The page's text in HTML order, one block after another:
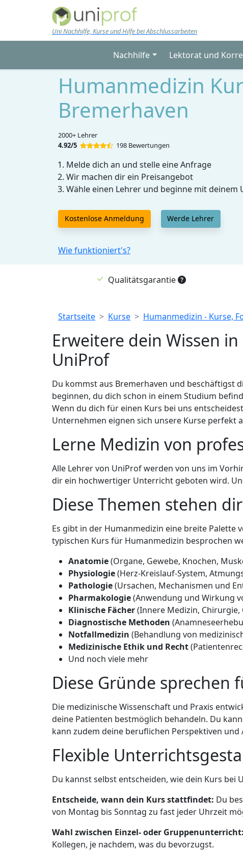
Skip to main content
Uni Nachhilfe, Kurse und Hilfe bei Abschlussarbeiten
Nachhilfe Lektorat und
Humanmedizin
Bremerhaven
2000+ Lehrer
4.92/5
198 Bewertungen
Melde dich an und stelle eine Anfrage
Wir machen dir ein Preisangebot
Wähle einen Lehrer und beginne mit deinem
Kostenlose Anmeldung Werde Lehrer
Wie funktioniert's?
Qualitätsgarantie
Breadcrumb
Startseite Kurse Humanmedizin - Kurse,
Erweitere dein Wissen
UniProf
Du kommst aus Bremerhaven und beschäftigst
beginnen, du dich schon in einem Studium
Wenn du dich für einen Kurs bei uns
Unternehmen eignen sich unsere Kurse perfekt
Lerne Medizin von
Alle Lehrer von UniProf werden von uns im
dir ein hochwertiger Unterricht geboten wird.
Diese Themen stehen
Es gibt in der Humanmedizin eine breite Palette
typischen Kurs für Humanmedizin besprochen
Anatomie(Organe, Gewebe, Knochen,
Physiologie(Herz-Kreislauf-System,
Pathologie(Ursachen, Mechanismen und
Pharmakologie(Anwendung und Wirkung
Klinische Fächer(Innere Medizin,
Diagnostische Methoden
Notfallmedizin (Behandlung von
Medizinische Ethik und Recht
Und noch viele mehr
Diese Gründe sprechen
Die medizinische Wissenschaft und Praxis
deine Patienten bestmöglich behandeln. Du
kann zudem deine beruflichen Perspektiven
Flexible
Du kannst selbst entscheiden, wie dein Kurs bei
Entscheide, wann dein Kurs stattfindet: Du
von Montag bis Sonntag zu fast jeder Uhrzeit
Wahl zwischen Einzel- oder Gruppenunterricht:
Kollegen, je nachdem, was du bevorzugst.